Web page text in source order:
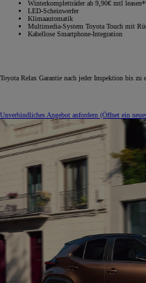
Winterkompletträder ab 9,90€ mtl
LED-Scheinwerfer
Klimaautomatik
Multimedia-System Toyota Touch mit
Kabellose Smartphone-Integration
Toyota Relax Garantie nach jeder Inspektion bis zu
Unverbindliches Angebot anfordern (Öffnet ein